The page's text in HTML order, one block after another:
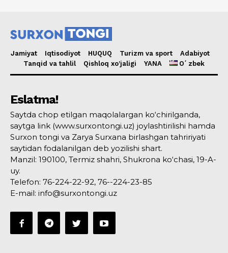
Jamiyat Iqtisodiyot HUQUQ Turizm va sport
Adabiyot
Tanqid va tahlil
Qishloq xo’jaligi YANA Oʻzbek
Eslatma!
Saytda chop etilgan maqolalargan ko‘chirilganda,
saytga link (www.surxontongi.uz) joylashtirilishi hamda
Surxon tongi va Zarya Surxana birlashgan tahririyati
saytidan fodalanilgan deb yozilishi shart.
Manzil: 190100, Termiz shahri, Shukrona ko‘chasi, 19-A-
uy.
Telefon: 76-224-22-92, 76--224-23-85
E-mail: info@surxontongi.uz